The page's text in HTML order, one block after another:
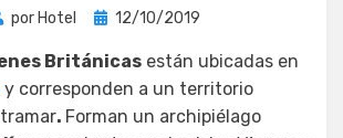
por Hotel
Publicada
12/10/2019
Británicas están ubicadas en
y corresponden a un territorio
. Forman un archipiélago